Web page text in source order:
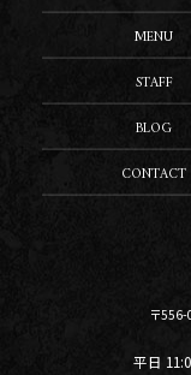
MENU
STAFF
BLOG
CONTACT
〒
平日